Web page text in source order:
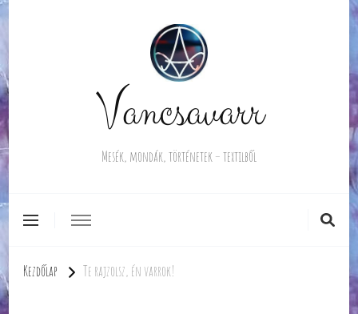
Vancsavarr
Mesék, mondák, történetek – textilből
Kezdőlap Te rajzolsz, én varrok!